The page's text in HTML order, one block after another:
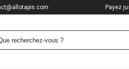
Payez